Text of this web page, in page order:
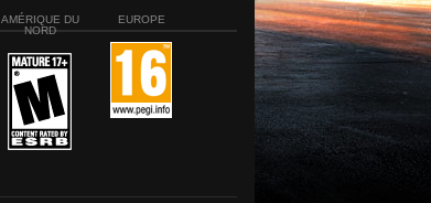
AMÉRIQUE DU
NORD
EUROPE